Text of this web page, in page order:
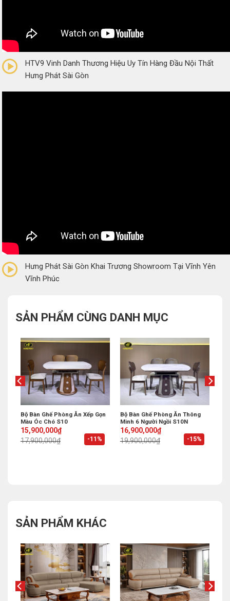
(0 Reviews)
HTV9 Vinh Danh Thương Hiệu Uy Tín Hàng Đầu Nội Thất
Hưng Phát Sài Gòn
(0 Reviews)
Hưng Phát Sài Gòn Khai Trương Showroom Tại Vĩnh Yên
Vĩnh Phúc
SẢN PHẨM CÙNG DANH MỤC
-11%
Bộ Bàn Ghế Phòng Ăn Xếp Gọn
Màu Óc Chó S10
17,900,000₫
Original
price
was:
15,900,000₫
Current
price
is:
-15%
Bộ Bàn Ghế Phòng Ăn Thông
Minh 6 Người Ngồi S10N
19,900,000₫
Original
price
was:
16,900,000₫
Current
price
is:
SẢN PHẨM KHÁC